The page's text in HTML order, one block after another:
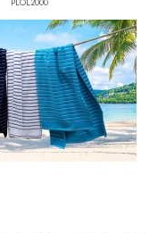
PLOL2000